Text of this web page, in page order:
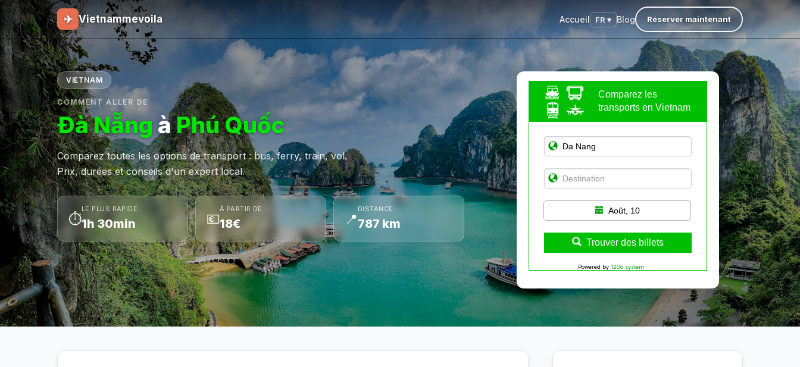
✈ Vietnammevoila Accueil FR ▾ Blog Réserver maintenant
VIETNAM
COMMENT ALLER DE
Đà Nẵng àPhú Quốc
Comparez toutes les options de transport : bus, ferry, train, vol.
Prix, durées et conseils d'un expert local.
⏱
LE PLUS RAPIDE
1h 30min 💶
À PARTIR DE
18€ 📍
DISTANCE
787 km
Comparez les
transports en Vietnam
Août, 10
Trouver des billets
Powered by 12Go system